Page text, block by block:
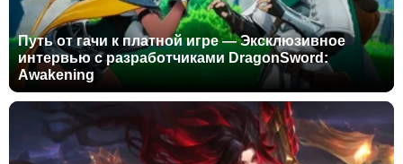
Путь от гачи к платной игре — Эксклюзивное
интервью с разработчиками DragonSword:
Awakening